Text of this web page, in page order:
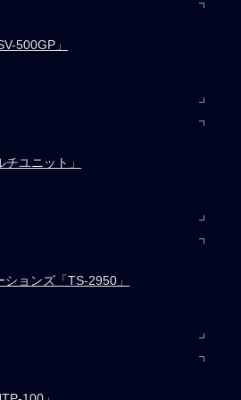
500GP」
ユニット」
ョンズ「TS-2950」